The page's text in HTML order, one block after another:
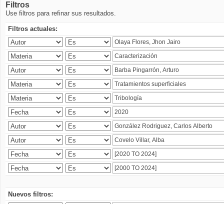
Filtros
Use filtros para refinar sus resultados.
Filtros actuales:
Nuevos filtros: